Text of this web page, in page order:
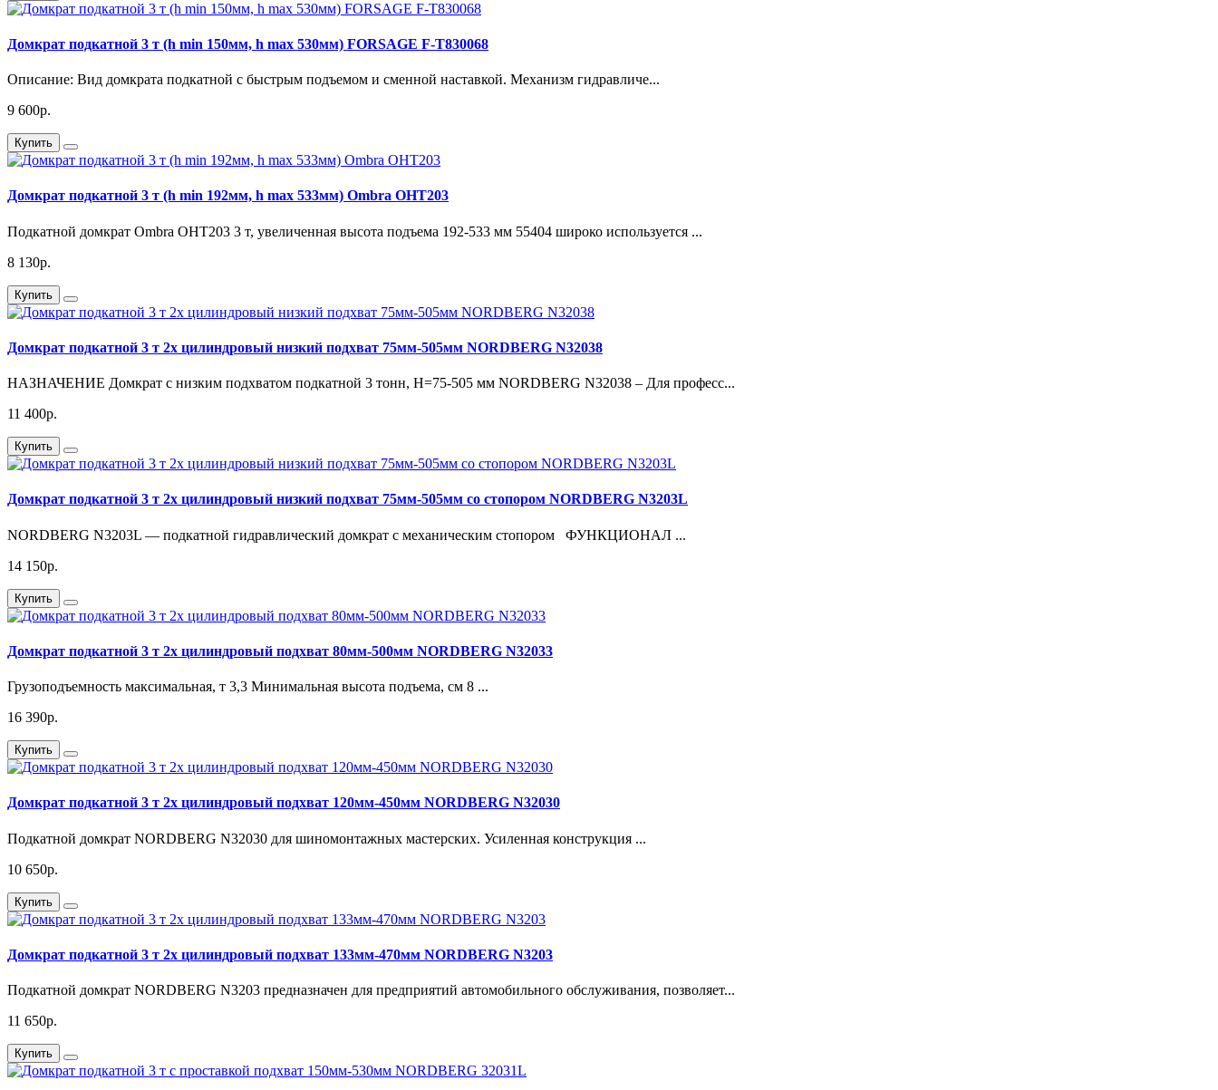
Домкрат подкатной 3 т (h min 150мм, h max 530мм) FORSAGE F-T830068
Описание: Вид домкрата подкатной с быстрым подъемом и сменной наставкой. Механизм гидравличе...
9 600р.
Купить
Домкрат подкатной 3 т (h min 192мм, h max 533мм) Ombra ОНТ203
Подкатной домкрат Ombra OHT203 3 т, увеличенная высота подъема 192-533 мм 55404 широко используется ...
8 130р.
Купить
Домкрат подкатной 3 т 2х цилиндровый низкий подхват 75мм-505мм NORDBERG N32038
НАЗНАЧЕНИЕ Домкрат с низким подхватом подкатной 3 тонн, H=75-505 мм NORDBERG N32038 – Для професс...
11 400р.
Купить
Домкрат подкатной 3 т 2х цилиндровый низкий подхват 75мм-505мм со стопором NORDBERG N3203L
NORDBERG N3203L — подкатной гидравлический домкрат с механическим стопором ФУНКЦИОНАЛ ...
14 150р.
Купить
Домкрат подкатной 3 т 2х цилиндровый подхват 80мм-500мм NORDBERG N32033
Грузоподъемность максимальная, т 3,3 Минимальная высота подъема, см 8 ...
16 390р.
Купить
Домкрат подкатной 3 т 2х цилиндровый подхват 120мм-450мм NORDBERG N32030
Подкатной домкрат NORDBERG N32030 для шиномонтажных мастерских. Усиленная конструкция ...
10 650р.
Купить
Домкрат подкатной 3 т 2х цилиндровый подхват 133мм-470мм NORDBERG N3203
Подкатной домкрат NORDBERG N3203 предназначен для предприятий автомобильного обслуживания, позволяет...
11 650р.
Купить